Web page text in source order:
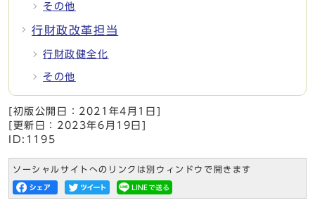
その他
行財政改革担当
行財政健全化
その他
[初版公開日： 2021年4月1日
[更新日： 2023年6月19日
ID:1195
ソーシャルサイトへのリンクは別ウィンドウで開きます